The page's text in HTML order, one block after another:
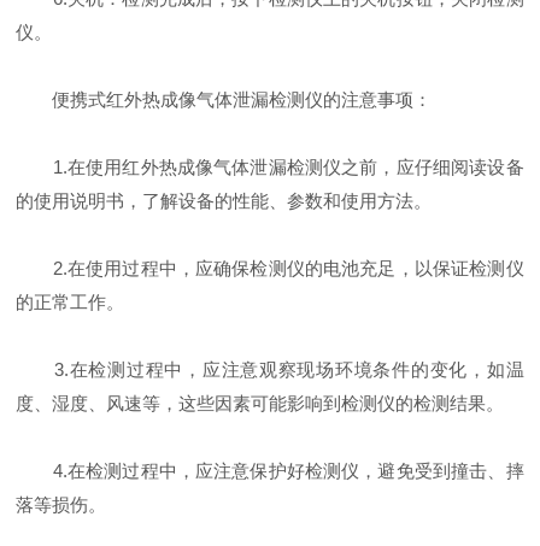
仪。
便携式红外热成像气体泄漏检测仪的注意事项：
1.在使用红外热成像气体泄漏检测仪之前，应仔细阅读设备
的使用说明书，了解设备的性能、参数和使用方法。
2.在使用过程中，应确保检测仪的电池充足，以保证检测仪
的正常工作。
3.在检测过程中，应注意观察现场环境条件的变化，如温
度、湿度、风速等，这些因素可能影响到检测仪的检测结果。
4.在检测过程中，应注意保护好检测仪，避免受到撞击、摔
落等损伤。